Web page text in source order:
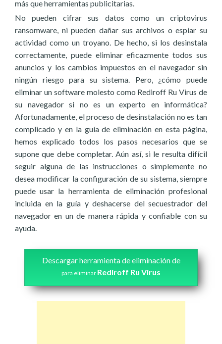
más que herramientas publicitarias.
No pueden cifrar sus datos como un criptovirus
ransomware, ni pueden dañar sus archivos o espiar su
actividad como un troyano. De hecho, si los desinstala
correctamente, puede eliminar eficazmente todos sus
anuncios y los cambios impuestos en el navegador sin
ningún riesgo para su sistema. Pero, ¿cómo puede
eliminar un software molesto como Rediroff Ru Virus de
su navegador si no es un experto en informática?
Afortunadamente, el proceso de desinstalación no es tan
complicado y en la guía de eliminación en esta página,
hemos explicado todos los pasos necesarios que se
supone que debe completar. Aún así, si le resulta difícil
seguir alguna de las instrucciones o simplemente no
desea modificar la configuración de su sistema, siempre
puede usar la herramienta de eliminación profesional
incluida en la guía y deshacerse del secuestrador del
navegador en un de manera rápida y confiable con su
ayuda.
Descargar herramienta de eliminación de
para eliminar Rediroff Ru Virus